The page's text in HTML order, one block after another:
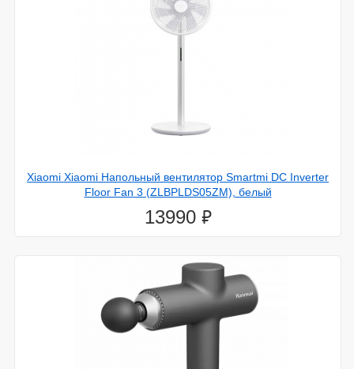
Xiaomi Xiaomi Напольный вентилятор Smartmi DC Inverter
Floor Fan 3 (ZLBPLDS05ZM), белый
13990 ⃏